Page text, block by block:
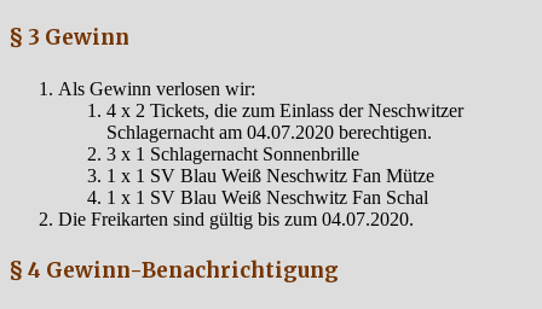
§ 3 Gewinn
Als Gewinn verlosen wir:
4 x 2 Tickets, die zum Einlass der Neschwitzer
Schlagernacht am 04.07.2020 berechtigen.
3 x 1 Schlagernacht Sonnenbrille
1 x 1 SV Blau Weiß Neschwitz Fan Mütze
1 x 1 SV Blau Weiß Neschwitz Fan Schal
Die Freikarten sind gültig bis zum 04.07.2020.
§ 4 Gewinn-Benachrichtigung